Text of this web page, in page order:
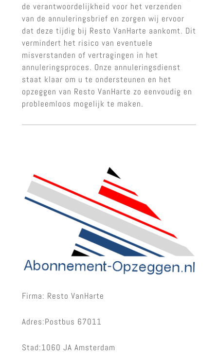
de verantwoordelijkheid voor het verzenden
van de annuleringsbrief en zorgen wij ervoor
dat deze tijdig bij Resto VanHarte aankomt. Dit
vermindert het risico van eventuele
misverstanden of vertragingen in het
annuleringsproces. Onze annuleringsdienst
staat klaar om u te ondersteunen en het
opzeggen van Resto VanHarte zo eenvoudig en
probleemloos mogelijk te maken.
Firma: Resto VanHarte
Adres:Postbus 67011
Stad:1060 JA Amsterdam